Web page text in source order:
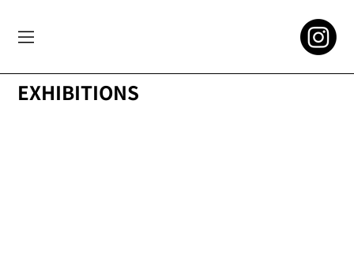
EXHIBITIONS